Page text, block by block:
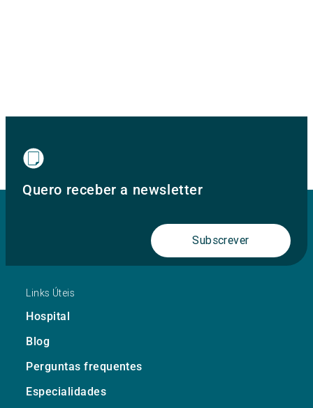
Quero receber a newsletter
Subscrever
Links Úteis
Hospital
Blog
Perguntas frequentes
Especialidades